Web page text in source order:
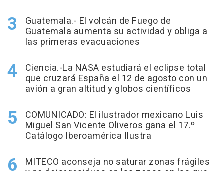
Guatemala.- El volcán de Fuego de
Guatemala aumenta su actividad y obliga a
las primeras evacuaciones
Ciencia.-La NASA estudiará el eclipse total
que cruzará España el 12 de agosto con un
avión a gran altitud y globos científicos
COMUNICADO: El ilustrador mexicano Luis
Miguel San Vicente Oliveros gana el 17.º
Catálogo Iberoamérica Ilustra
MITECO aconseja no saturar zonas frágiles